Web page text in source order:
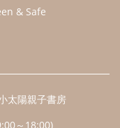
& Safe
太陽親子書房
～18:00)